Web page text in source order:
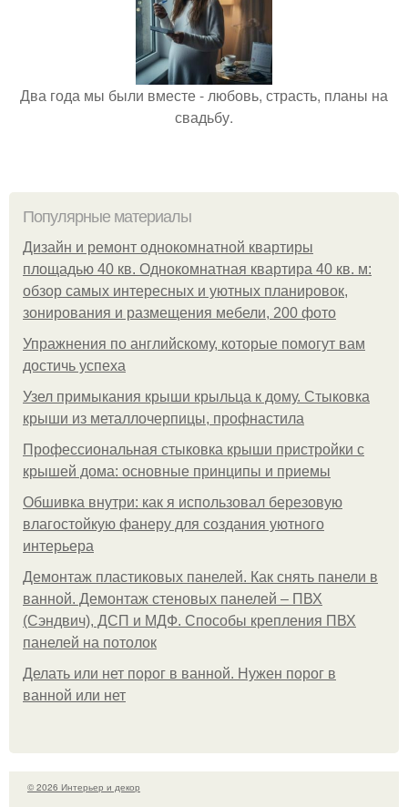
Два года мы были вместе - любовь, страсть, планы на
свадьбу.
Популярные материалы
Дизайн и ремонт однокомнатной квартиры
площадью 40 кв. Однокомнатная квартира 40 кв. м:
обзор самых интересных и уютных планировок,
зонирования и размещения мебели, 200 фото
Упражнения по английскому, которые помогут вам
достичь успеха
Узел примыкания крыши крыльца к дому. Стыковка
крыши из металлочерпицы, профнастила
Профессиональная стыковка крыши пристройки с
крышей дома: основные принципы и приемы
Обшивка внутри: как я использовал березовую
влагостойкую фанеру для создания уютного
интерьера
Демонтаж пластиковых панелей. Как снять панели в
ванной. Демонтаж стеновых панелей – ПВХ
(Сэндвич), ДСП и МДФ. Способы крепления ПВХ
панелей на потолок
Делать или нет порог в ванной. Нужен порог в
ванной или нет
© 2026 Интерьер и декор